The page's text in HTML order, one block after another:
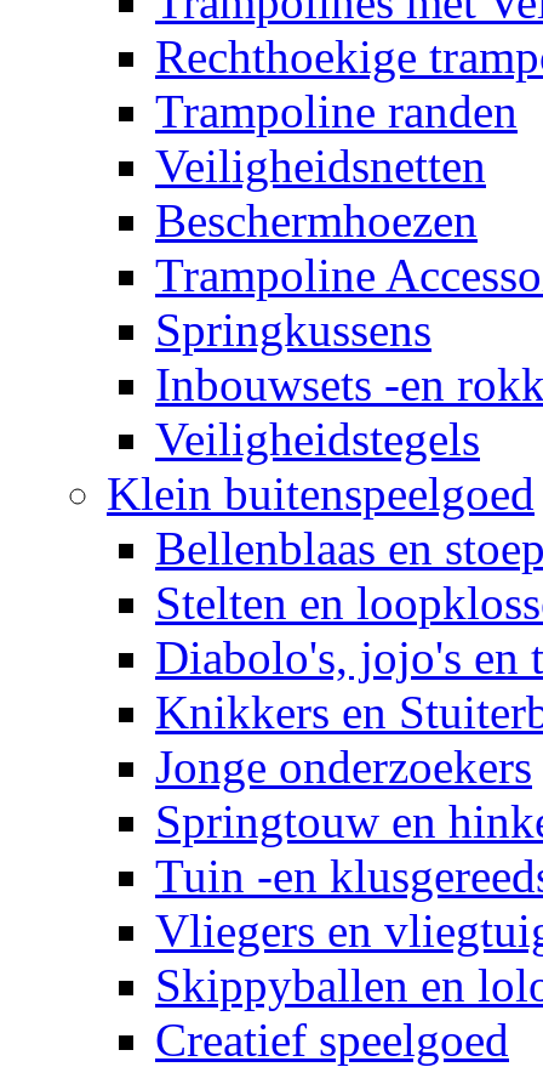
Rechthoekige
Trampoline randen
Veiligheidsnetten
Beschermhoezen
Trampoline
Springkussens
Inbouwsets -en
Veiligheidstegels
Klein buitenspeelgoed
Bellenblaas en
Stelten en
Diabolo's, jojo's en
Knikkers en
Jonge onderzoekers
Springtouw en
Tuin -en
Vliegers en
Skippyballen en
Creatief speelgoed